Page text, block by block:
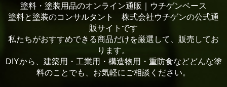
塗料・塗装用品のオンライン通販｜ウチゲンベース
塗料と塗装のコンサルタント 株式会社ウチゲンの公式通
販サイトです
私たちがおすすめできる商品だけを厳選して、販売してお
ります。
DIYから、建築用・工業用・構造物用・重防食などどんな塗
料のことでも、お気軽にご相談ください。